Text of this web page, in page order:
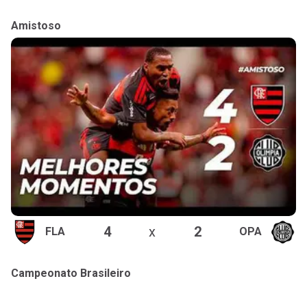
Amistoso
FLA 4 x 2 OPA
Campeonato Brasileiro